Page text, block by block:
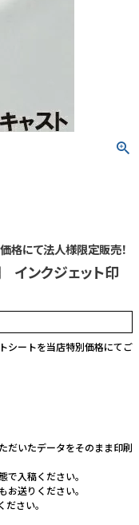
格にて法人様限定販売！
ンクジェット印
シートを当店特別価格にてご
いたデータをそのまま印刷
入稿ください。
送りください。
さい。